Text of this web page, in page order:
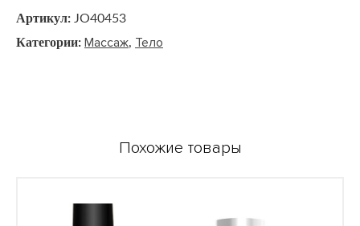
Артикул: JO40453
Категории: Массаж, Тело
Похожие товары